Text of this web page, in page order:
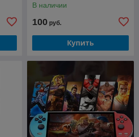
В наличии
100 руб.
Купить